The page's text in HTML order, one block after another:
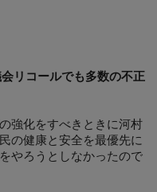
リコールでも多数の不正
強化をすべきときに河村
の健康と安全を最優先に
やろうとしなかったので